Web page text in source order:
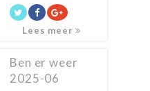
Lees meer
Ben er weer
2025-06